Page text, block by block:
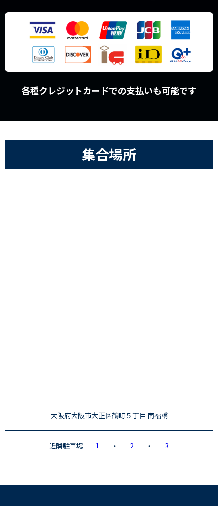
各種クレジットカードでの支払いも可能です
集合場所
大阪府大阪市大正区鶴町５丁目 南福橋
近隣駐車場 1 ・ 2 ・ 3